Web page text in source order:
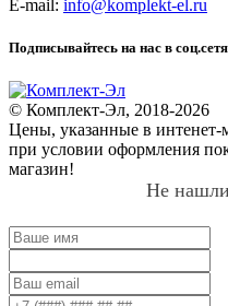
E-mail: info@komplekt-el.ru
Подписывайтесь на нас в
© Комплект-Эл, 2018-2026
Цены, указанные в интенет-
при условии оформления
магазин!
Не